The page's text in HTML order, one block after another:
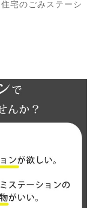
宅のごみステーシ